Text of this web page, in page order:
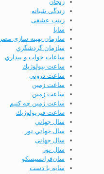
زندگی شبانه
زینب عشقی
سابا
سازمان بهینه­ سازی
سازمان گردشگري
ساعات خواب و بيداري
ساعت بيولوژيك
ساعت دروني
ساعت زمين
ساعت زمین
ساعت زمین چه کنیم
ساعت فيزيولوژيك
سال جهاني
سال جهاني نور
سال جهانی
سال نور
سان‌فرانسیسکو
سایه با دست